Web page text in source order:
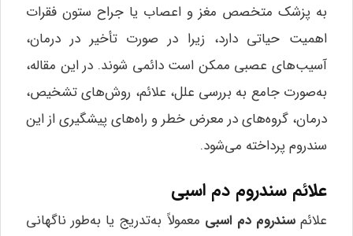
به پزشک متخصص مغز و اعصاب یا جراح ستون فقرات
اهمیت حیاتی دارد، زیرا در صورت تأخیر در درمان،
آسیب‌های عصبی ممکن است دائمی شوند. در این مقاله،
به‌صورت جامع به بررسی علل، علائم، روش‌های تشخیص،
درمان، گروه‌های در معرض خطر و راه‌های پیشگیری از این
سندروم پرداخته می‌شود.
علائم سندروم دم اسبی
علائمسندروم دم اسبی معمولاً به‌تدریج یا به‌طور ناگهانی